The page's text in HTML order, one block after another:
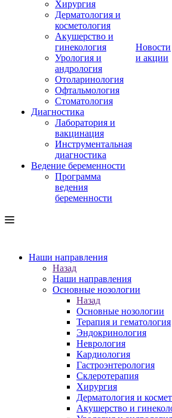
Хирургия
Дерматология и
косметология
Акушерство и
гинекология
Урология и
андрология
Отоларинология
Офтальмология
Стоматология
Диагностика
Лаборатория и
вакцинация
Инструментальная
диагностика
Ведение беременности
Программа
ведения
беременности
Новости
и акции
Наши направления
Назад
Наши направления
Основные нозологии
Назад
Основные нозологии
Терапия и гематология
Эндокринология
Неврология
Кардиология
Гастроэнтерология
Склеротерапия
Хирургия
Дерматология и
Акушерство и